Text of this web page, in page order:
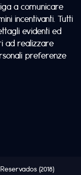
a comunicare
incentivanti. Tutti
evidenti ed
ad realizzare
preferenze
(2018)